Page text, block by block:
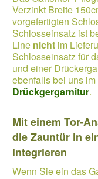
Verzinkt Breite
vorgefertigten
Schlosseinsatz ist
Line nicht im
Schlosseinsatz für
und einer
ebenfalls bei uns im
Drückgergarnitur.
Mit einem Tor-
die Zauntür in
integrieren
Wenn Sie ein das